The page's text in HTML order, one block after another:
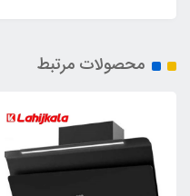
محصولات مرتبط